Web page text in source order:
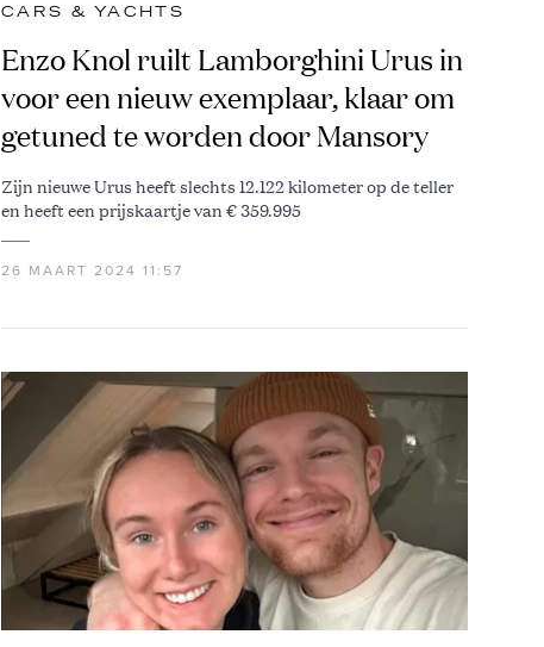
CARS & YACHTS
Enzo Knol ruilt Lamborghini Urus in
voor een nieuw exemplaar, klaar om
getuned te worden door Mansory
Zijn nieuwe Urus heeft slechts 12.122 kilometer op de teller
en heeft een prijskaartje van € 359.995
26 MAART 2024 11:57